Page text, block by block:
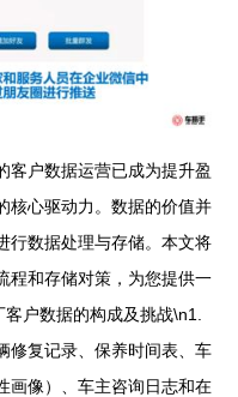
客户数据运营已成为提升盈
核心驱动力。数据的价值并
行数据处理与存储。本文将
程和存储对策，为您提供一
户数据的构成及挑战\n1.
修复记录、保养时间表、车
画像）、车主咨询日志和在